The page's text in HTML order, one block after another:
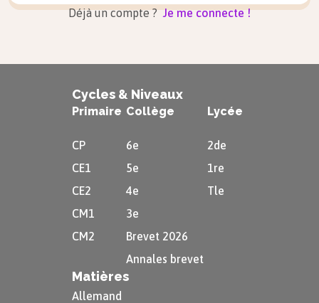
Déjà un compte ? Je me connecte !
Cycles & Niveaux
Primaire
CP
CE1
CE2
CM1
CM2
Collège
6e
5e
4e
3e
Brevet 2026
Annales brevet
Lycée
2de
1re
Tle
Matières
Allemand